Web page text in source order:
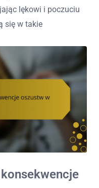
lękowi i poczuciu
się w takie